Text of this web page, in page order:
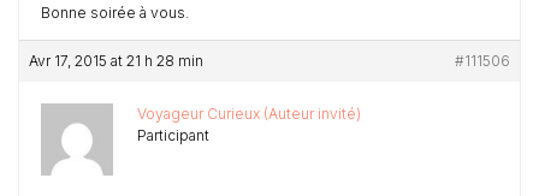
Bonne soirée à vous.
Avr 17, 2015 at 21 h 28 min #111506
Voyageur Curieux (Auteur invité)
Participant